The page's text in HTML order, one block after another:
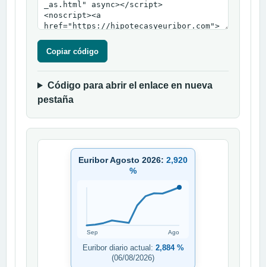
Copiar código
Código para abrir el enlace en nueva
pestaña
Euribor Agosto 2026: 2,920
%
Sep Ago
Euribor diario actual: 2,884 %
(06/08/2026)